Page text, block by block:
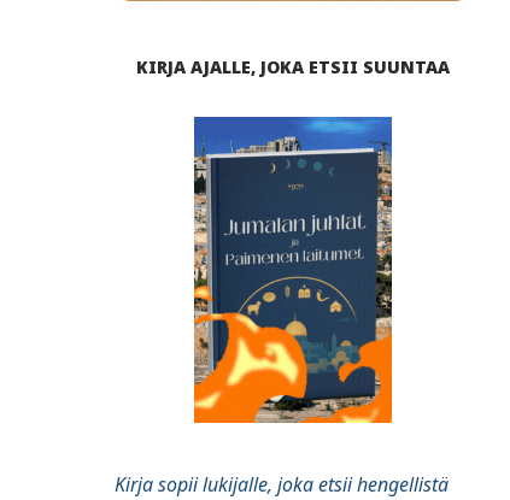
KIRJA AJALLE, JOKA ETSII SUUNTAA
Kirja sopii lukijalle, joka etsii hengellistä